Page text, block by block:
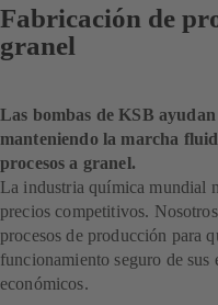
Fabricación de
granel
Las bombas de KSB
manteniendo la marcha
procesos a granel.
La industria química mundial
precios competitivos.
procesos de producción para
funcionamiento seguro de sus
económicos.